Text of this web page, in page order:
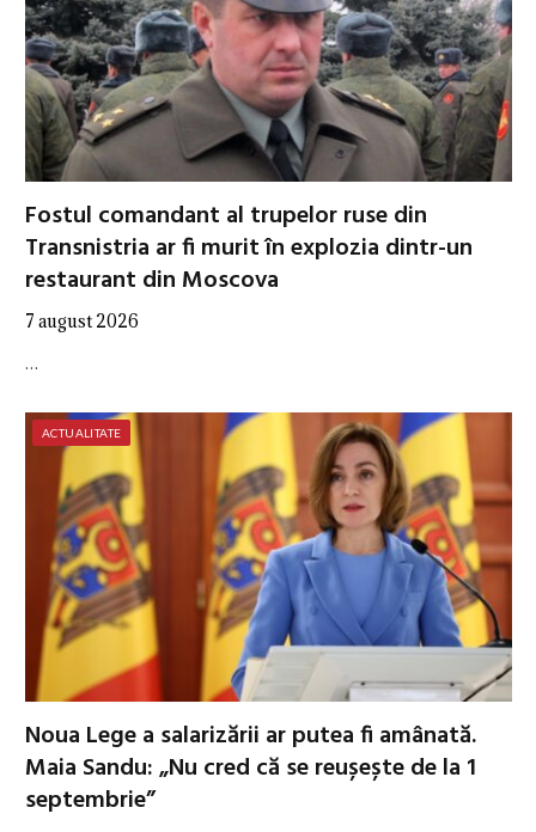
Fostul comandant al trupelor ruse din
Transnistria ar fi murit în explozia dintr-un
restaurant din Moscova
7 august 2026
…
ACTUALITATE
Noua Lege a salarizării ar putea fi amânată.
Maia Sandu: „Nu cred că se reușește de la 1
septembrie”